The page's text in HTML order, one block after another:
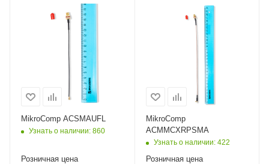
MikroComp ACSMAUFL
Узнать о наличии: 860
Розничная цена
MikroComp
ACMMCXRPSMA
Узнать о наличии: 422
Розничная цена